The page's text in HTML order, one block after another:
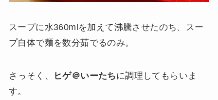
スープに水360mlを加えて沸騰させたのち、スー
プ自体で麺を数分茹でるのみ。
さっそく、 ヒゲ＠いーたちに調理してもらいま
す。